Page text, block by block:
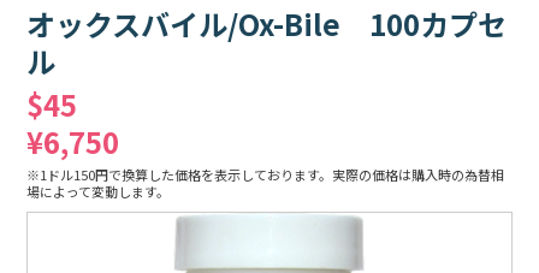
オックスバイル/Ox-Bile 100カプセ
ル
$45
¥6,750
※1ドル150円で換算した価格を表示しております。実際の価格は購入時の為替相
場によって変動します。